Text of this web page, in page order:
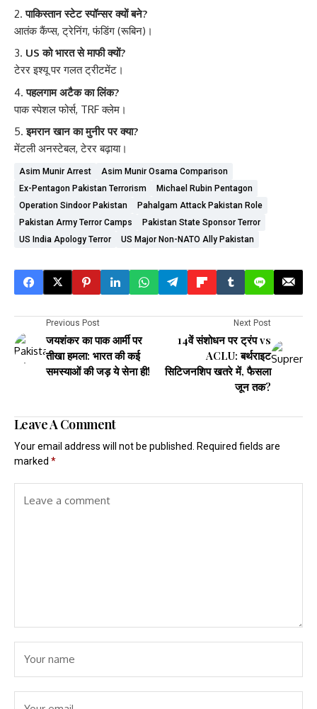
पाकिस्तान स्टेट स्पॉन्सर क्यों बने?
आतंक कैंप्स, ट्रेनिंग, फंडिंग (रूबिन)।
US को भारत से माफी क्यों?
टेरर इश्यू पर गलत ट्रीटमेंट।
पहलगाम अटैक का लिंक?
पाक स्पेशल फोर्स, TRF क्लेम।
इमरान खान का मुनीर पर क्या?
मेंटली अनस्टेबल, टेरर बढ़ाया।
Asim Munir Arrest
Asim Munir Osama Comparison
Ex-Pentagon Pakistan Terrorism
Michael Rubin Pentagon
Operation Sindoor Pakistan
Pahalgam Attack Pakistan Role
Pakistan Army Terror Camps
Pakistan State Sponsor Terror
US India Apology Terror
US Major Non-NATO Ally Pakistan
Previous Post
जयशंकर का पाक आर्मी पर
तीखा हमला: भारत की कई
समस्याओं की जड़ ये सेना ही!
Next Post
14वें संशोधन पर ट्रंप vs
ACLU: बर्थराइट
सिटिजनशिप खतरे में, फैसला
जून तक?
Leave A Comment
Your email address will not be published. Required fields are
marked *